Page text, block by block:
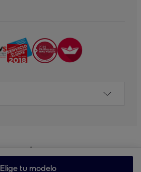
Elige tu modelo